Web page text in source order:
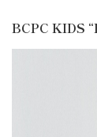
BCPC KIDS